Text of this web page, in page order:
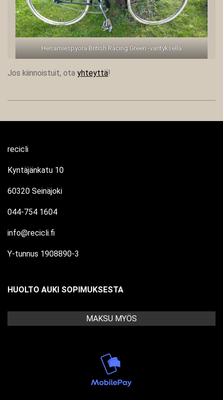
Herramiespyörä British Racing Green -värityksellä
Jos kiinnoistuit, ota yhteyttä!
11-
recicli
Kyntäjänkatu 10
60320 Seinäjoki
044-754 1604
info@recicli.fi
Y-tunnus 1908890-3
HUOLTO AUKI SOPIMUKSESTA
MAKSU MYÖS